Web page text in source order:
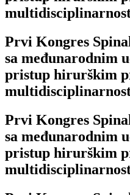
Prvi Kongres
sa međunarodnim
pristup hirurškim
Prvi Kongres
sa međunarodnim
pristup hirurškim